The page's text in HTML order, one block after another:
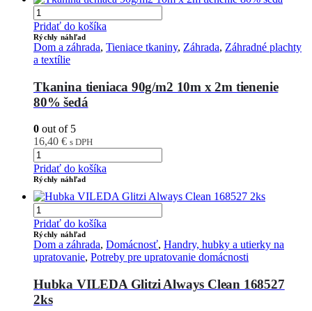
Pridať do košíka
Rýchly náhľad
Dom a záhrada, Tieniace tkaniny, Záhrada, Záhradné plachty
a textílie
Tkanina tieniaca 90g/m2 10m x 2m tienenie
80% šedá
0 out of 5
16,40 € s DPH
Pridať do košíka
Rýchly náhľad
Pridať do košíka
Rýchly náhľad
Dom a záhrada, Domácnosť, Handry, hubky a utierky na
upratovanie, Potreby pre upratovanie domácnosti
Hubka VILEDA Glitzi Always Clean 168527
2ks